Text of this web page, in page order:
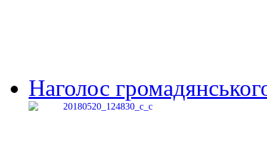
Наголос